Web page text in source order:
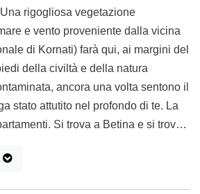
rigogliosa vegetazione
e vento proveniente dalla vicina
di Kornati) farà qui, ai margini del
della civiltà e della natura
ancora una volta sentono il
stato attutito nel profondo di te. La
Si trova a Betina e si trova
della città. È aperto da 1.04 a 1.11.